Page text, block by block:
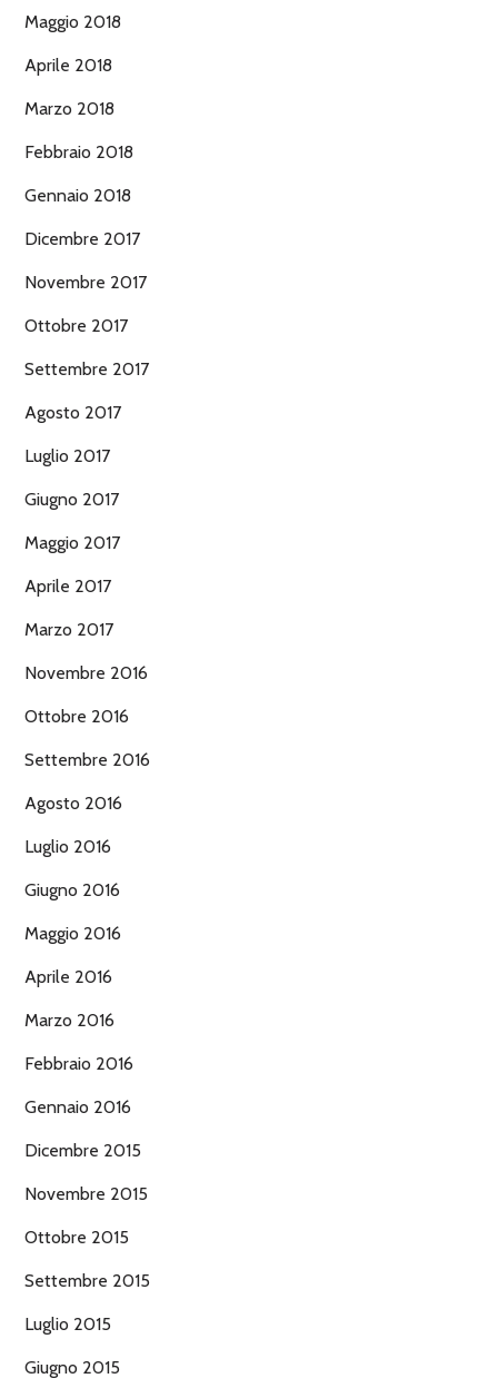
Maggio 2018
Aprile 2018
Marzo 2018
Febbraio 2018
Gennaio 2018
Dicembre 2017
Novembre 2017
Ottobre 2017
Settembre 2017
Agosto 2017
Luglio 2017
Giugno 2017
Maggio 2017
Aprile 2017
Marzo 2017
Novembre 2016
Ottobre 2016
Settembre 2016
Agosto 2016
Luglio 2016
Giugno 2016
Maggio 2016
Aprile 2016
Marzo 2016
Febbraio 2016
Gennaio 2016
Dicembre 2015
Novembre 2015
Ottobre 2015
Settembre 2015
Luglio 2015
Giugno 2015